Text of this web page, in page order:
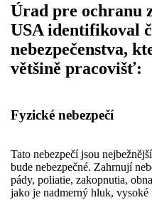
Úrad pre ochranu
USA identifikoval
nebezpečenstva,
většině pracovišť:
Fyzické nebezpečí
Tato nebezpečí jsou
bude nebezpečné. Zahrnují
pády, poliatie, zakopnutia,
jako je nadmerný hluk, vysoké